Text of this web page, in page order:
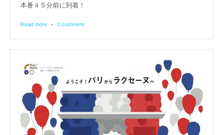
本番４５分前に到着！
Read more • 0 comment